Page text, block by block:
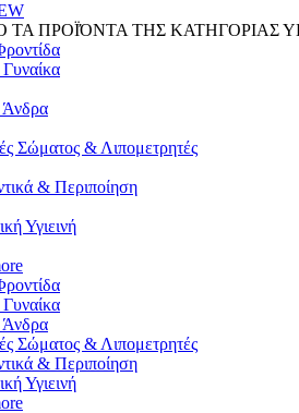
ΤΑ ΠΡΟΪΌΝΤΑ ΤΗΣ ΚΑΤΗΓΟΡΙΑΣ
Γυναίκα
Άνδρα
Σώματος & Λιπομετρητές
& Περιποίηση
Υγιεινή
Γυναίκα
Άνδρα
Σώματος & Λιπομετρητές
& Περιποίηση
Υγιεινή